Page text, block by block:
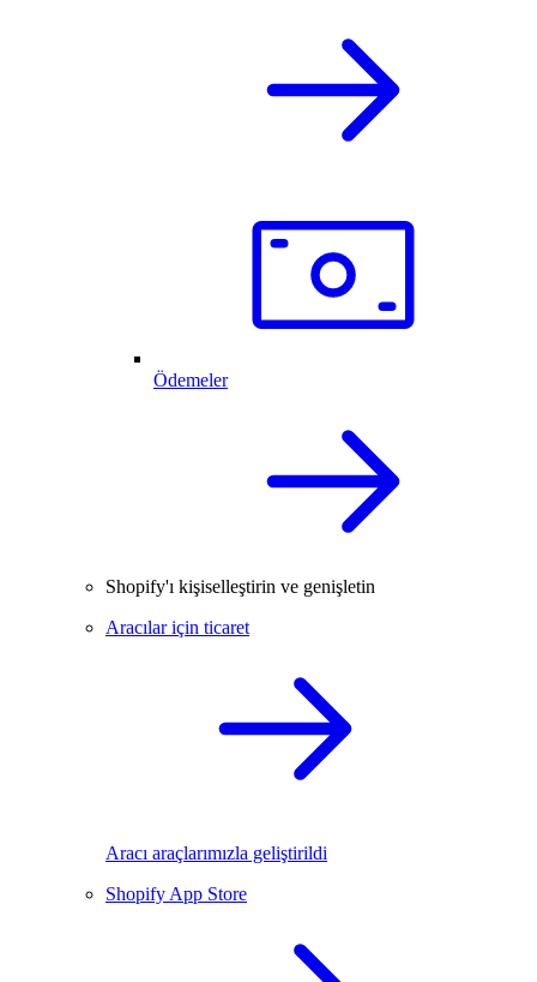
Ödemeler
Shopify'ı kişiselleştirin ve genişletin
Aracılar için ticaret
Aracı araçlarımızla geliştirildi
Shopify App Store